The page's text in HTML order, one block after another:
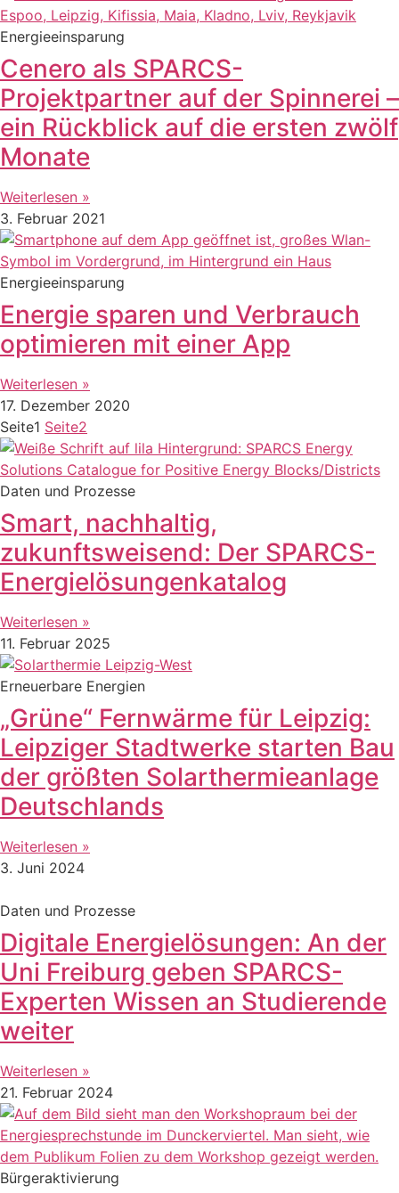
Energieeinsparung
Cenero als SPARCS-
Projektpartner auf der Spinnerei –
ein Rückblick auf die ersten zwölf
Monate
Weiterlesen »
3. Februar 2021
Energieeinsparung
Energie sparen und Verbrauch
optimieren mit einer App
Weiterlesen »
17. Dezember 2020
Seite1 Seite2
Daten und Prozesse
Smart, nachhaltig,
zukunftsweisend: Der SPARCS-
Energielösungenkatalog
Weiterlesen »
11. Februar 2025
Erneuerbare Energien
„Grüne“ Fernwärme für Leipzig:
Leipziger Stadtwerke starten Bau
der größten Solarthermieanlage
Deutschlands
Weiterlesen »
3. Juni 2024
Daten und Prozesse
Digitale Energielösungen: An der
Uni Freiburg geben SPARCS-
Experten Wissen an Studierende
weiter
Weiterlesen »
21. Februar 2024
Bürgeraktivierung